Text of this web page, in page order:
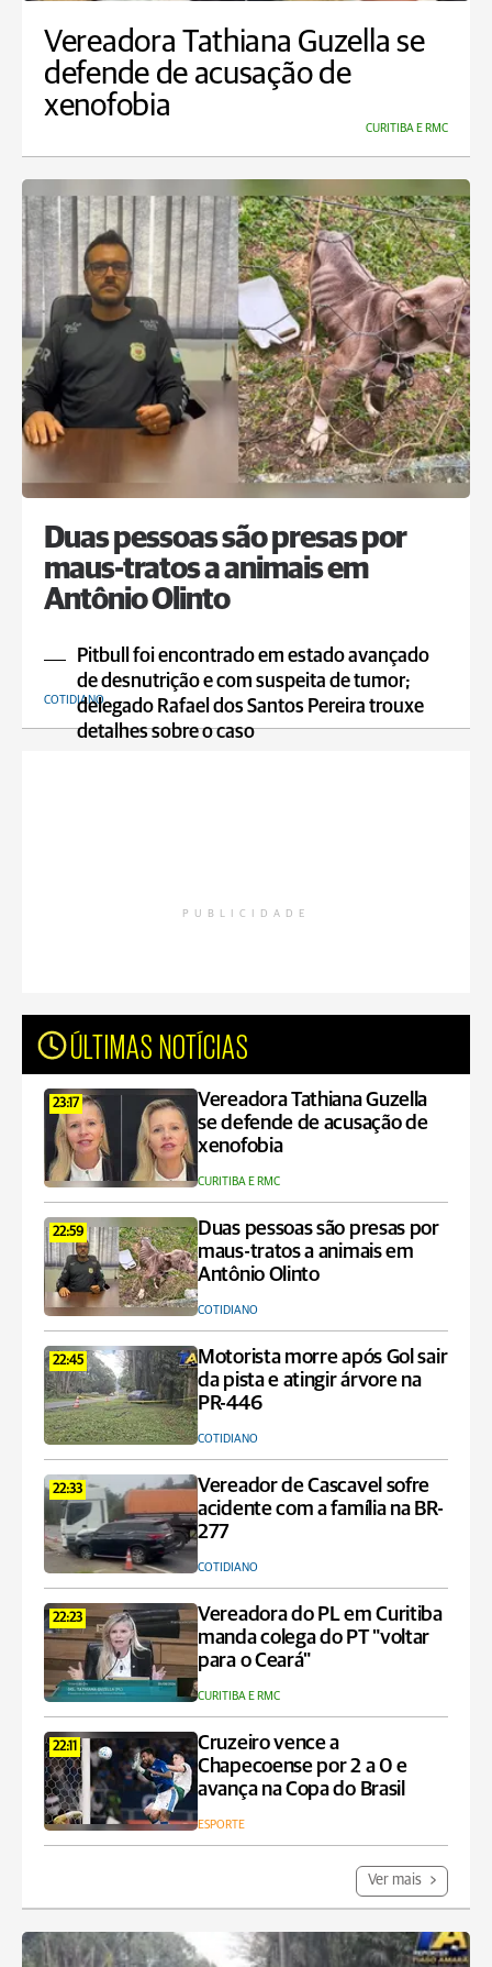
Vereadora Tathiana Guzella se
defende de acusação de
xenofobia
CURITIBA E RMC
Duas pessoas são presas por
maus-tratos a animais em
Antônio Olinto
Pitbull foi encontrado em estado avançado
de desnutrição e com suspeita de tumor;
delegado Rafael dos Santos Pereira trouxe
detalhes sobre o caso
COTIDIANO
PUBLICIDADE
ÚLTIMAS NOTÍCIAS
23:17
Vereadora Tathiana Guzella
se defende de acusação de
xenofobia
CURITIBA E RMC
22:59
Duas pessoas são presas por
maus-tratos a animais em
Antônio Olinto
COTIDIANO
22:45
Motorista morre após Gol sair
da pista e atingir árvore na
PR-446
COTIDIANO
22:33
Vereador de Cascavel sofre
acidente com a família na BR-
277
COTIDIANO
22:23
Vereadora do PL em Curitiba
manda colega do PT "voltar
para o Ceará"
CURITIBA E RMC
22:11
Cruzeiro vence a
Chapecoense por 2 a 0 e
avança na Copa do Brasil
ESPORTE
Ver mais